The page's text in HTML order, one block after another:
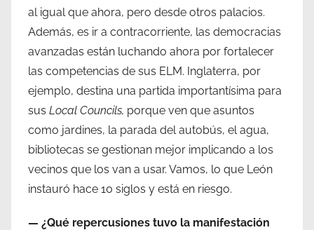
al igual que ahora, pero desde otros palacios.
Además, es ir a contracorriente, las democracias
avanzadas están luchando ahora por fortalecer
las competencias de sus ELM. Inglaterra, por
ejemplo, destina una partida importantísima para
sus Local Councils, porque ven que asuntos
como jardines, la parada del autobús, el agua,
bibliotecas se gestionan mejor implicando a los
vecinos que los van a usar. Vamos, lo que León
instauró hace 10 siglos y está en riesgo.
— ¿Qué repercusiones tuvo la manifestación